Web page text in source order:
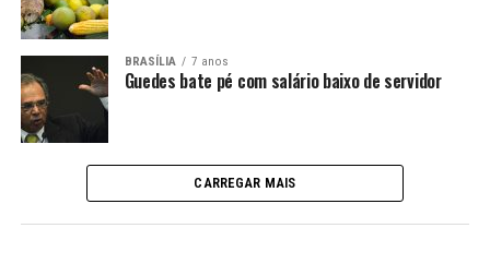
BRASÍLIA 7 anos
Guedes bate pé com salário baixo de servidor
CARREGAR MAIS